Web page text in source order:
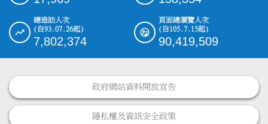
總造訪人次
(自93.07.26起)
7,802,374
頁面總瀏覽人次
(自105.7.15起)
90,419,509
政府網站資料開放宣告
隱私權及資訊安全政策